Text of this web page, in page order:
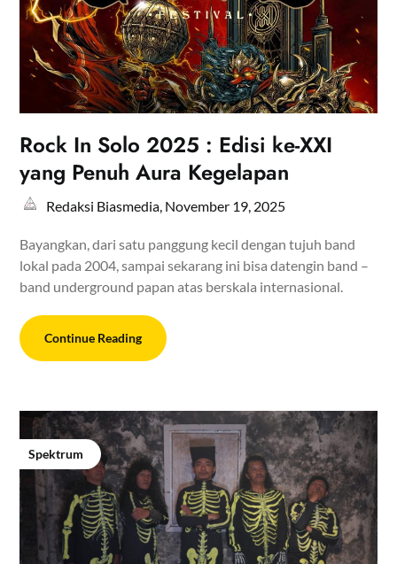
Rock In Solo 2025 : Edisi ke-XXI
yang Penuh Aura Kegelapan
Redaksi Biasmedia, November 19, 2025
Bayangkan, dari satu panggung kecil dengan tujuh band
lokal pada 2004, sampai sekarang ini bisa datengin band –
band underground papan atas berskala internasional.
Continue Reading
Spektrum